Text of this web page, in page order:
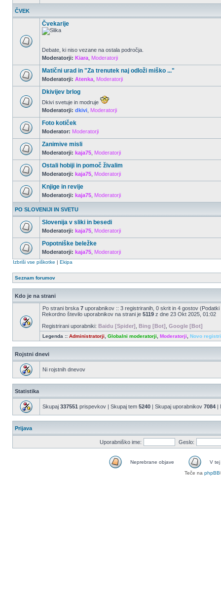
ČVEK
Čvekarije
Debate, ki niso vezane na ostala področja.
Moderatorji: Kiara Moderatorji
Matični urad in "Za trenutek naj odloži miško ..."
Moderatorji: Atenka Moderatorji
Dkivijev brlog
Dkivi svetuje in modruje
Moderatorji: dkivi Moderatorji
Foto kotiček
Moderator: Moderatorji
Zanimive misli
Moderatorji: kaja75 Moderatorji
Ostali hobiji in pomoč živalim
Moderatorji: kaja75 Moderatorji
Knjige in revije
Moderatorji: kaja75 Moderatorji
PO SLOVENIJI IN SVETU
Slovenija v sliki in besedi
Moderatorji: kaja75 Moderatorji
Popotniške beležke
Moderatorji: kaja75 Moderatorji
Izbriši vse piškotke | Ekipa
Seznam forumov
Kdo je na strani
Po strani brska 7 uporabnikov :: 3 registriranih, 0 skrit in 4 gostov
Rekordno število uporabnikov na strani je 5119 z dne 23 Okt 2025, 01:02
Registrirani uporabniki: Baidu [Spider] Bing [Bot] Google [Bot]
Legenda :: Administratorji Globalni moderatorji Moderatorji Novo
Rojstni dnevi
Ni rojstnih dnevov
Statistika
Skupaj 337551 prispevkov | Skupaj tem 5240 | Skupaj uporabnikov 7084 |
Prijava
Uporabniško ime: Geslo:
Neprebrane objave
V tej
Teče na phpBB